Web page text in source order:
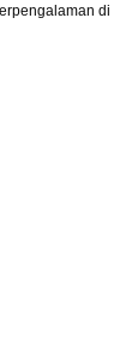
di